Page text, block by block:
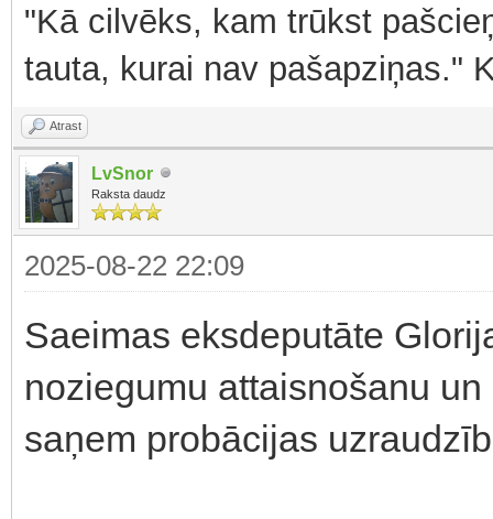
"Kā cilvēks, kam trūkst
tauta, kurai nav pašapziņas."
Atrast
LvSnor
Raksta daudz
2025-08-22 22:09
Saeimas eksdeputāte
noziegumu attaisnošanu
saņem probācijas